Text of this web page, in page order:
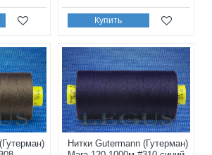
Купить
Нитки Gutermann (Гутерман)